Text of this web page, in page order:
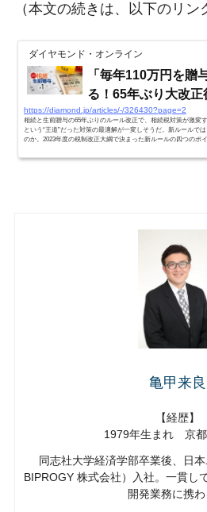
（本文の続きは、以下のリン
ダイヤモンド・オンライン
「毎年110万円を贈
る！65年ぶり大改正
https://diamond.jp/articles/-/326430?page=2
相続と生前贈与の65年ぶりのルール改正で、相続税対策が激変
という“王道”だった対策の最適解が一変しそうだ。新ルールで
のか。2023年度の税制改正大綱で決まった新ルールの四つのポ
亀甲来良
【経歴】
1979年生まれ 京都
同志社大学経済学部卒業後、日
BIPROGY 株式会社）入社。一貫し
開発業務に携わ